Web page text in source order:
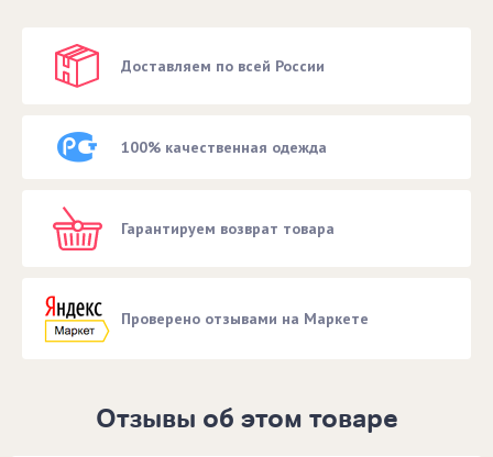
Доставляем по всей России
100% качественная одежда
Гарантируем возврат товара
Проверено отзывами на Маркете
Отзывы об этом товаре